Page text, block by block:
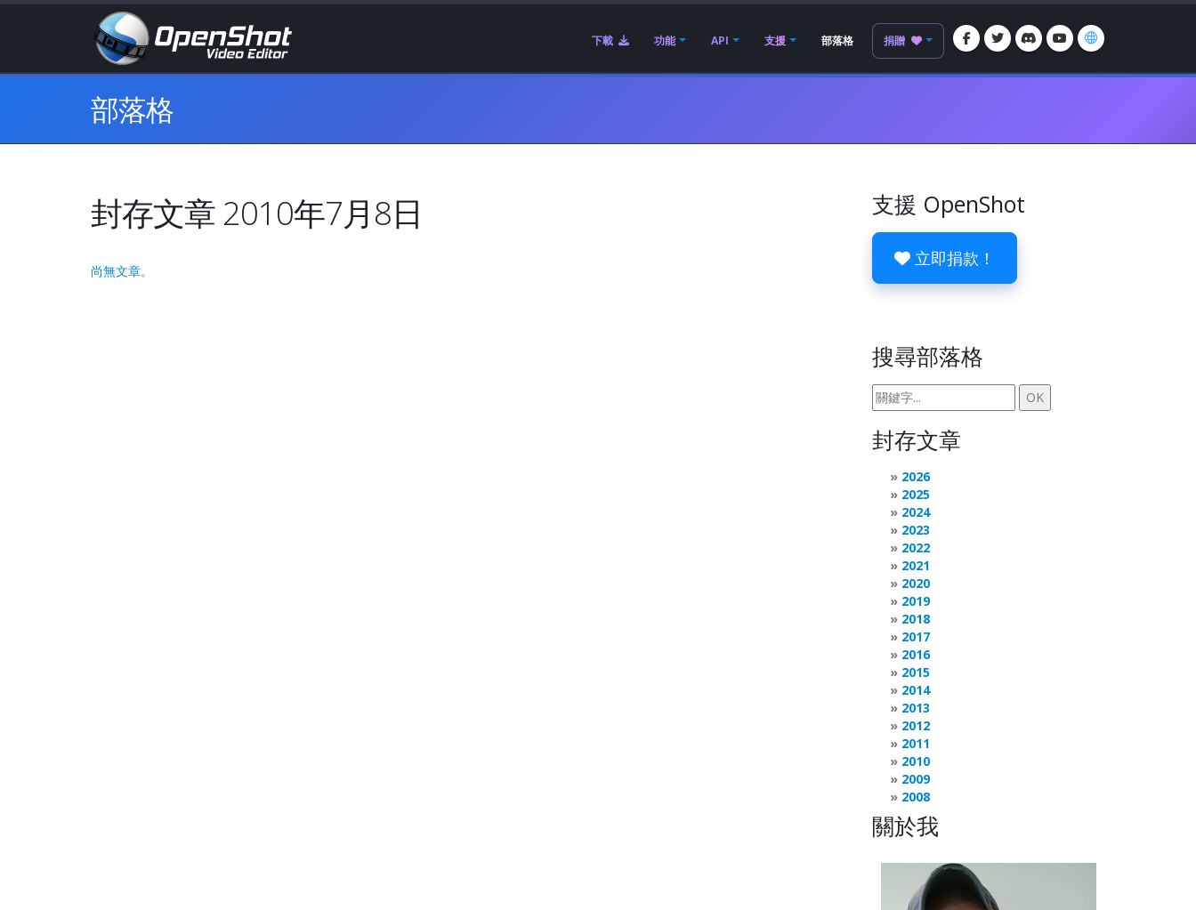
下載 功能 API 支援 部落格 捐贈
部落格
封存文章 2010年7月8日
尚無文章。
支援 OpenShot
立即捐款！
搜尋部落格
封存文章
2026
2025
2024
2023
2022
2021
2020
2019
2018
2017
2016
2015
2014
2013
2012
2011
2010
2009
2008
關於我